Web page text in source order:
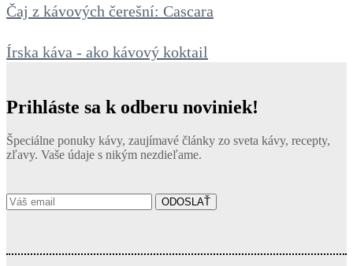
Čaj z kávových čerešní: Cascara
Írska káva - ako kávový koktail
Prihláste sa k odberu noviniek!
Špeciálne ponuky kávy, zaujímavé články zo sveta kávy, recepty,
zľavy. Vaše údaje s nikým nezdieľame.